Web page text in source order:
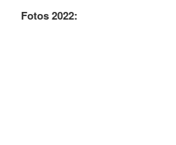
Fotos 2022: